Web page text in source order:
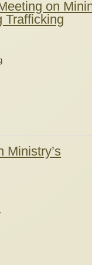
on
Trafficking
Ministry’s